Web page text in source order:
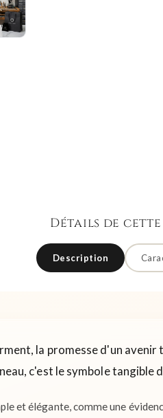
Détails de cette
Description
la promesse d'un
c'est le symbole
et élégante, comme une